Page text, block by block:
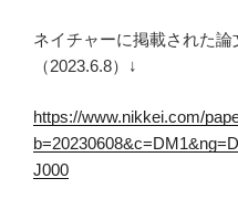
ネイチャーに掲載された
（2023.6.8）↓
https://www.nikkei.com/
J000